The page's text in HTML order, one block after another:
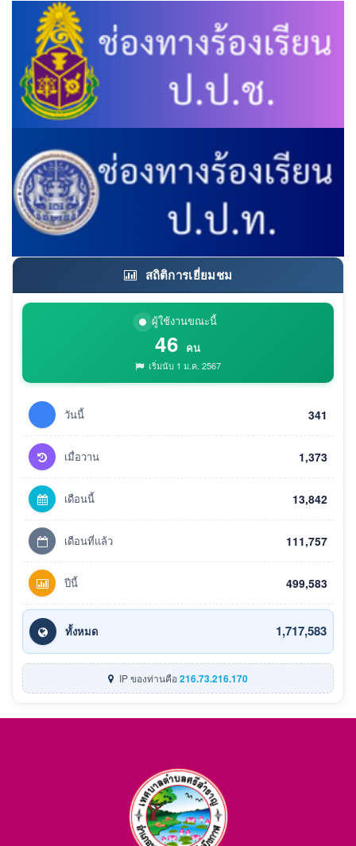
สถิติการเยี่ยมชม
ผู้ใช้งานขณะนี้
46 คน
เริ่มนับ 1 ม.ค. 2567
วันนี้ 341
เมื่อวาน 1,373
เดือนนี้ 13,842
เดือนที่แล้ว 111,757
ปีนี้ 499,583
ทั้งหมด 1,717,583
IP ของท่านคือ216.73.216.170